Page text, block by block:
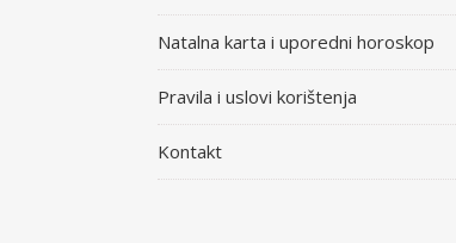
Natalna karta i uporedni horoskop
Pravila i uslovi korištenja
Kontakt